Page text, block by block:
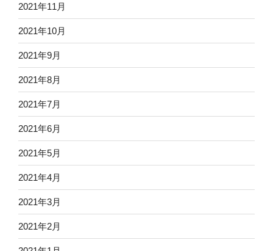
2021年11月
2021年10月
2021年9月
2021年8月
2021年7月
2021年6月
2021年5月
2021年4月
2021年3月
2021年2月